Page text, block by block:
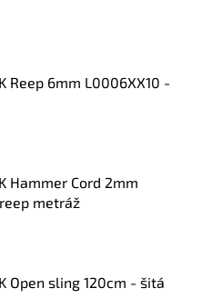
Reep 6mm L0006XX10 -
Hammer Cord 2mm
metráž
Open sling 120cm - šitá